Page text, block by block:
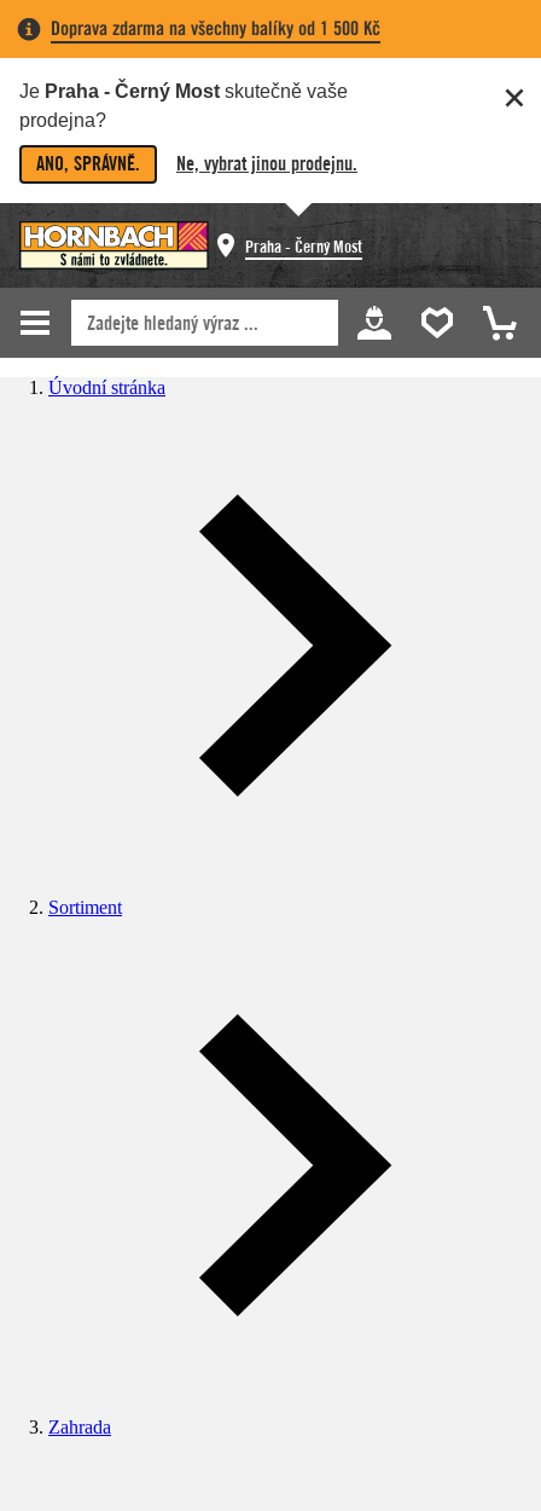
Doprava zdarma na všechny balíky od 1 500 Kč
Je Praha - Černý Most skutečně vaše
prodejna?
ANO, SPRÁVNĚ. Ne, vybrat jinou prodejnu.
Praha - Černý Most
Úvodní stránka
Sortiment
Zahrada